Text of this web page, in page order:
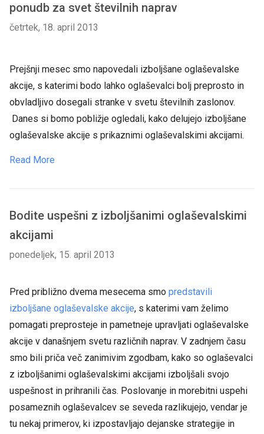
ponudb za svet številnih naprav
četrtek, 18. april 2013
Prejšnji mesec smo napovedali izboljšane oglaševalske
akcije, s katerimi bodo lahko oglaševalci bolj preprosto in
obvladljivo dosegali stranke v svetu številnih zaslonov.
Danes si bomo pobližje ogledali, kako delujejo izboljšane
oglaševalske akcije s prikaznimi oglaševalskimi akcijami.
Read More
Bodite uspešni z izboljšanimi oglaševalskimi
akcijami
ponedeljek, 15. april 2013
Pred približno dvema mesecema smo predstavili
izboljšane oglaševalske akcije, s katerimi vam želimo
pomagati preprosteje in pametneje upravljati oglaševalske
akcije v današnjem svetu različnih naprav. V zadnjem času
smo bili priča več zanimivim zgodbam, kako so oglaševalci
z izboljšanimi oglaševalskimi akcijami izboljšali svojo
uspešnost in prihranili čas. Poslovanje in morebitni uspehi
posameznih oglaševalcev se seveda razlikujejo, vendar je
tu nekaj primerov, ki izpostavljajo dejanske strategije in